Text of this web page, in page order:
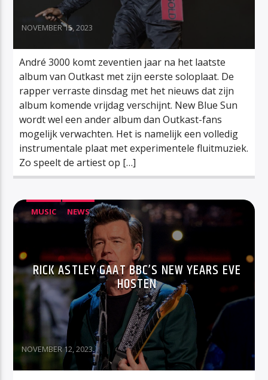
NOVEMBER 15, 2023
André 3000 komt zeventien jaar na het laatste
album van Outkast met zijn eerste soloplaat. De
rapper verraste dinsdag met het nieuws dat zijn
album komende vrijdag verschijnt. New Blue Sun
wordt wel een ander album dan Outkast-fans
mogelijk verwachten. Het is namelijk een volledig
instrumentale plaat met experimentele fluitmuziek.
Zo speelt de artiest op […]
MUSIC NEWS
RICK ASTLEY GAAT BBC’S NEW YEARS EVE
HOSTEN
NOVEMBER 12, 2023